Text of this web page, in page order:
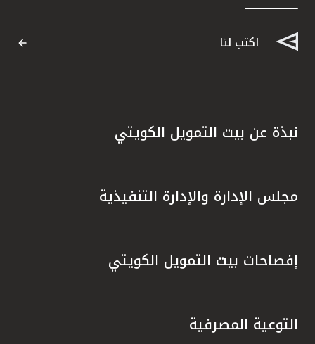
خدمات ما بعد البيع
اتصل بنا
مواقع الفروع وأجهزة الصرف الآلي
ألمانيا
تركيا
اكتب لنا
نبذة عن بيت التمويل الكويتي
مجلس الإدارة والإدارة التنفيذية
إفصاحات بيت التمويل الكويتي
التوعية المصرفية